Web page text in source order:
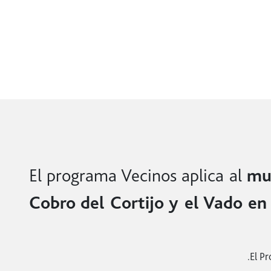
4. Residentes ya registrados que no cuentan con
Hacer clic
Registrarse por primera vez y crear una cuenta
9. Próximamente usted podrá abonar saldo o
El programa Vecinos aplica al
Cobro del Cortijo y el Vado
El